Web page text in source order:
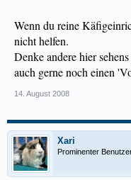
Wenn du reine
nicht helfen.
Denke andere hier
auch gerne noch einen
14. August 2008
Xari
Prominenter